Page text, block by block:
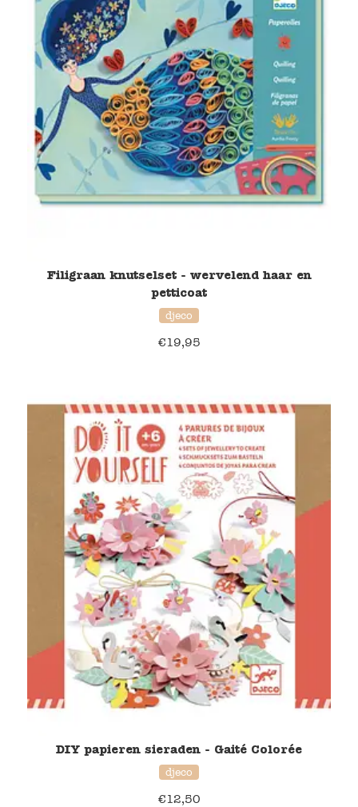
Filigraan knutselset - wervelend haar en
petticoat
djeco
€19,95
DIY papieren sieraden - Gaité Colorée
djeco
€12,50